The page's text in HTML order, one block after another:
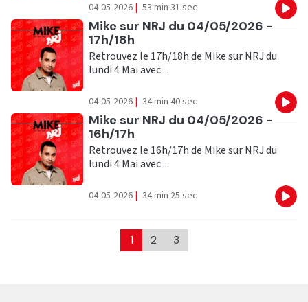
04-05-2026 | 53 min 31 sec
Ecouter
Mike sur NRJ du 04/05/2026 -
17h/18h
Retrouvez le 17h/18h de Mike sur NRJ du
lundi 4 Mai avec ...
04-05-2026 | 34 min 40 sec
Ecouter
Mike sur NRJ du 04/05/2026 -
16h/17h
Retrouvez le 16h/17h de Mike sur NRJ du
lundi 4 Mai avec ...
04-05-2026 | 34 min 25 sec
1 2 3